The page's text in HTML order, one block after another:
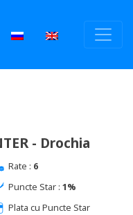
- Drochia
Rate : 6
Puncte Star : 1%
Plata cu Puncte Star